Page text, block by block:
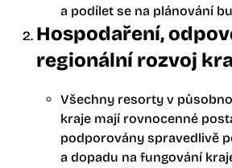
a podílet se na plánování
Hospodaření,
regionální rozvoj
Všechny resorty v
kraje mají rovnocenné
podporovány spravedlivě
a dopadu na fungování